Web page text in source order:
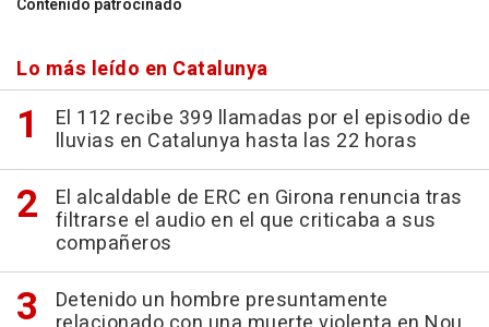
Contenido patrocinado
Lo más leído en Catalunya
El 112 recibe 399 llamadas por el episodio de
lluvias en Catalunya hasta las 22 horas
El alcaldable de ERC en Girona renuncia tras
filtrarse el audio en el que criticaba a sus
compañeros
Detenido un hombre presuntamente